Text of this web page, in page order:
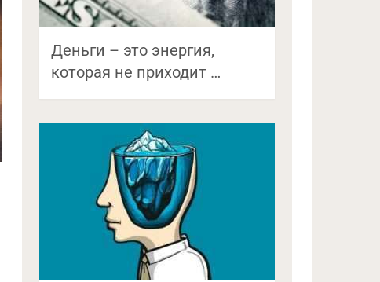
Деньги – это энергия,
которая не приходит …